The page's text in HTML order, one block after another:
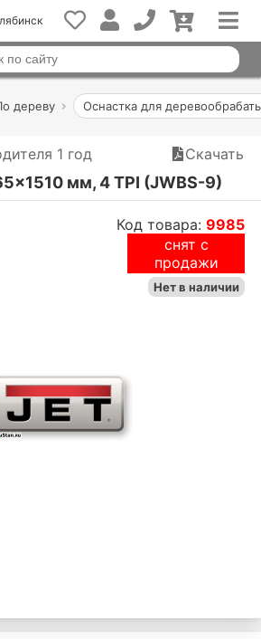
дереву Оснастка для
1 год Скачать
мм, 4 TPI (JWBS-9)
Код товара:9985
снят с
продажи
Нет в наличии